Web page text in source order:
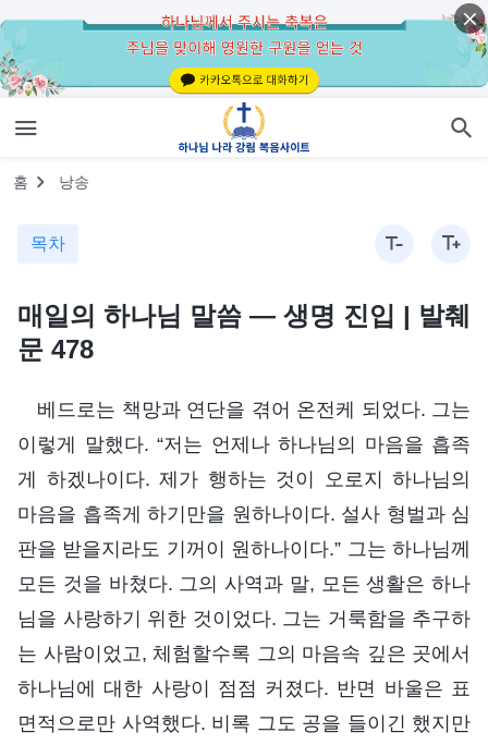
홈 낭송
목차
매일의 하나님 말씀 ― 생명 진입 | 발췌
문 478
베드로는 책망과 연단을 겪어 온전케 되었다. 그는
이렇게 말했다. “저는 언제나 하나님의 마음을 흡족
게 하겠나이다. 제가 행하는 것이 오로지 하나님의
마음을 흡족게 하기만을 원하나이다. 설사 형벌과 심
판을 받을지라도 기꺼이 원하나이다.” 그는 하나님께
모든 것을 바쳤다. 그의 사역과 말, 모든 생활은 하나
님을 사랑하기 위한 것이었다. 그는 거룩함을 추구하
는 사람이었고, 체험할수록 그의 마음속 깊은 곳에서
하나님에 대한 사랑이 점점 커졌다. 반면 바울은 표
면적으로만 사역했다. 비록 그도 공을 들이긴 했지만